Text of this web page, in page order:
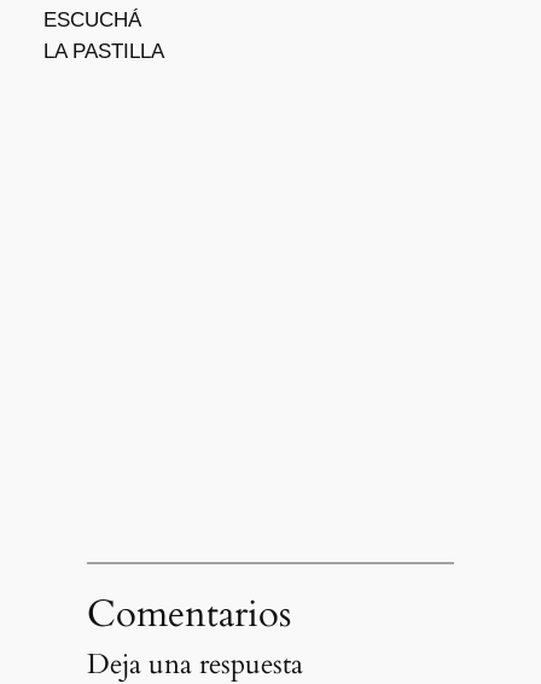
ESCUCHÁ
LA PASTILLA
Comentarios
Deja una respuesta